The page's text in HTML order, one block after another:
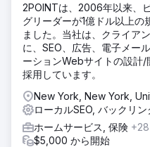
2POINTは、2006年以来、
グリーダーが1億ドル以上の
ました。当社は、クライア
に、SEO、広告、電子メー
ーションWebサイトの設計
採用しています。
New York, New York,
ローカルSEO, バックリン
ホームサービス, 保険 +28
$5,000 から開始